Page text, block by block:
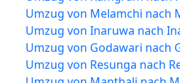
Umzug von Melamchi nach
Umzug von Inaruwa nach
Umzug von Godawari nach
Umzug von Resunga nach